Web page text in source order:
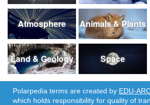
Atmosphere Animals & Plants
Land & Geology Space
Polarpedia terms are created by EDU-
which holds responsibility for quality of